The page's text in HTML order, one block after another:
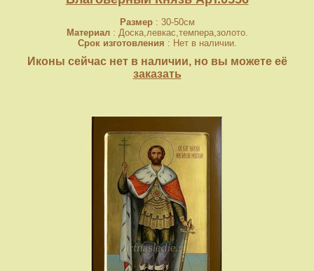
Размер: 30-50см
Материал: Доска,левкас,темпера,золото.
Срок изготовления : Нет в наличии.
Иконы сейчас нет в наличии, но вы можете её
заказать